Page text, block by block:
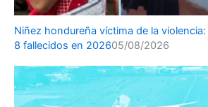
Niñez hondureña víctima de la
8 fallecidos en 202605/08/2026